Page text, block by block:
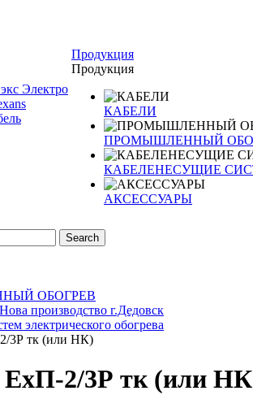
Электро
Продукция
Продукция
КАБЕЛИ
ПРОМЫШЛЕННЫЙ
КАБЕЛЕНЕСУЩИЕ
АКСЕССУАРЫ
Search
ОБОГРЕВ
производство г.Дедовск
электрического обогрева
3Р тк (или НК)
ЕхП-2/3Р тк (или